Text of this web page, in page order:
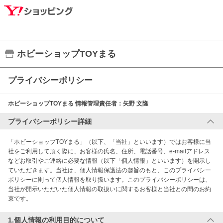
ホビーショップTOYまる
プライバシーポリシー
ホビーショップTOYまる 情報管理責任者： 矢野 文隆
プライバシーポリシー詳細
「ホビーショップTOYまる」（以下、「当社」といいます）ではお客様に当
社をご利用して頂く際に、お客様の氏名、住所、電話番号、e-mailアドレス
などお取引やご連絡に必要な情報（以下「個人情報」といいます）を開示し
ていただきます。当社は、個人情報保護法の趣旨のもと、このプライバシー
ポリシーに則って個人情報を取り扱います。このプライバシーポリシーは、
当社が開示いただいた個人情報の取扱いに関するお客様と当社との間のお約
束です。
1.個人情報の利用目的について